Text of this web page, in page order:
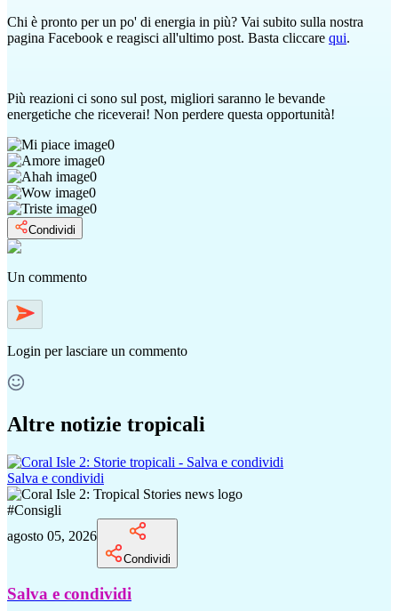
Chi è pronto per un po' di energia in più? Vai subito sulla nostra
pagina Facebook e reagisci all'ultimo post. Basta cliccare qui.
Più reazioni ci sono sul post, migliori saranno le bevande
energetiche che riceverai! Non perdere questa opportunità!
0
0
0
0
0
Condividi
Un commento
Login per lasciare un commento
Altre notizie tropicali
Salva e condividi
#Consigli
agosto 05, 2026
Condividi
Salva e condividi